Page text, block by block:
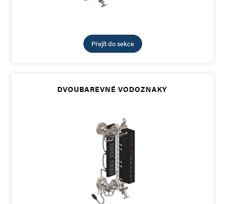
Přejít do sekce
DVOUBAREVNÉ VODOZNAKY